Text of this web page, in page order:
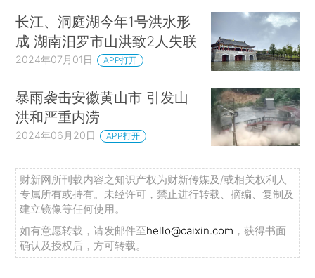
长江、洞庭湖今年1号洪水形
成 湖南汨罗市山洪致2人失联
2024年07月01日 APP打开
暴雨袭击安徽黄山市 引发山
洪和严重内涝
2024年06月20日 APP打开
财新网所刊载内容之知识产权为财新传媒及/或相关权利人
专属所有或持有。未经许可，禁止进行转载、摘编、复制及
建立镜像等任何使用。
如有意愿转载，请发邮件至hello@caixin.com ，获得书面
确认及授权后，方可转载。